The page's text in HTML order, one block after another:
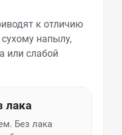
к отличию
напылу,
или слабой
лака
Без лака